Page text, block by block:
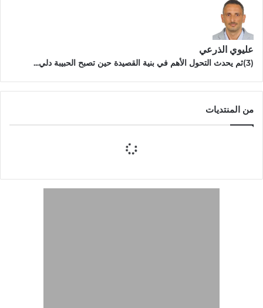
عليوي الذرعي
(3)ثم يحدث التحول الأهم في بنية القصيدة حين تصبح الحبيبة دلي...
من المنتديات